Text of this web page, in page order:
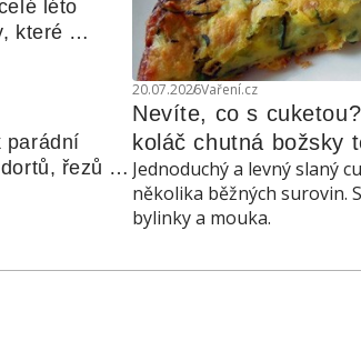
20.07.2026Vaření.cz
Nevíte, co s
koláč chutná božsky
Jednoduchý a levný slaný
několika běžných surovin.
bylinky a mouka.
léto
které
nebo
parádní
řezů a